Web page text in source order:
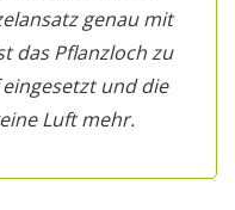
genau mit
das Pflanzloch zu
und die
Luft mehr.